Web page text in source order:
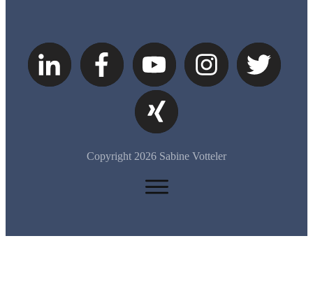
Copyright 2026 Sabine Votteler